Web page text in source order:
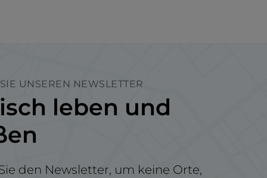
UNSEREN NEWSLETTER
leben und
den Newsletter, um keine Orte,